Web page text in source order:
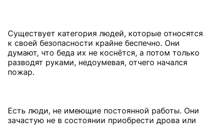
Существует категория людей, которые относятся
к своей безопасности крайне беспечно. Они
думают, что беда их не коснётся, а потом только
разводят руками, недоумевая, отчего начался
пожар.
Есть люди, не имеющие постоянной работы. Они
зачастую не в состоянии приобрести дрова или